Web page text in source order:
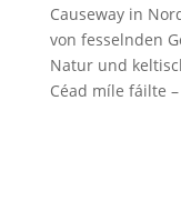
Causeway in
von fesselnden
Natur und
Céad míle fáilte